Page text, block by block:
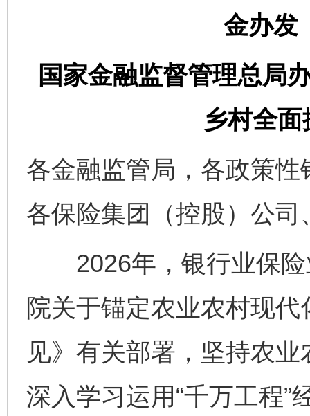
金办发
国家金融监督管理总局
乡村全
各金融监管局，各政策
各保险集团（控股）公司
2026年，银行业保险
院关于锚定农业农村现
见》有关部署，坚持农
深入学习运用“千万工程”